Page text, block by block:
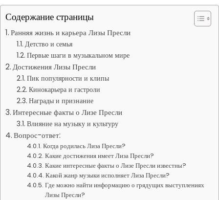
Содержание страницы
Ранняя жизнь и карьера Лизы Пресли
Детство и семья
Первые шаги в музыкальном мире
Достижения Лизы Пресли
Пик популярности и клипы
Кинокарьера и гастроли
Награды и признание
Интересные факты о Лизе Пресли
Влияние на музыку и культуру
Вопрос-ответ:
Когда родилась Лиза Пресли?
Какие достижения имеет Лиза Пресли?
Какие интересные факты о Лизе Пресли известны?
Какой жанр музыки исполняет Лиза Пресли?
Где можно найти информацию о грядущих выступлениях
Лизы Пресли?